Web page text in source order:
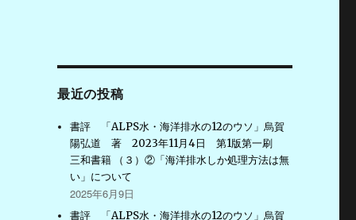
最近の投稿
書評 「ALPS水・海洋排水の12のウソ」烏賀
陽弘道 著 2023年11月4日 第1版第一刷
三和書籍 （３）②「海洋排水しか処理方法は無
い」について
2025年6月9日
書評 「ALPS水・海洋排水の12のウソ」烏賀